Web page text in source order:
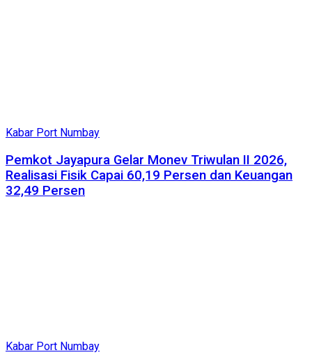
Kabar Port Numbay
Pemkot Jayapura Gelar Monev Triwulan II 2026,
Realisasi Fisik Capai 60,19 Persen dan Keuangan
32,49 Persen
Kabar Port Numbay